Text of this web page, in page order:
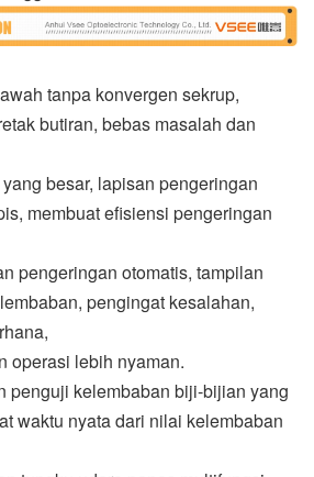
tanpa konvergen sekrup,
butiran, bebas masalah dan
besar, lapisan pengeringan
membuat efisiensi pengeringan
pengeringan otomatis, tampilan
pengingat kesalahan,
operasi lebih nyaman.
penguji kelembaban biji-bijian yang
waktu nyata dari nilai kelembaban